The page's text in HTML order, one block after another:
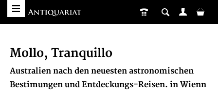
Mollo, Tranquillo
Australien nach den neuesten astronomischen
Bestimungen und Entdeckungs-Reisen. in Wienn